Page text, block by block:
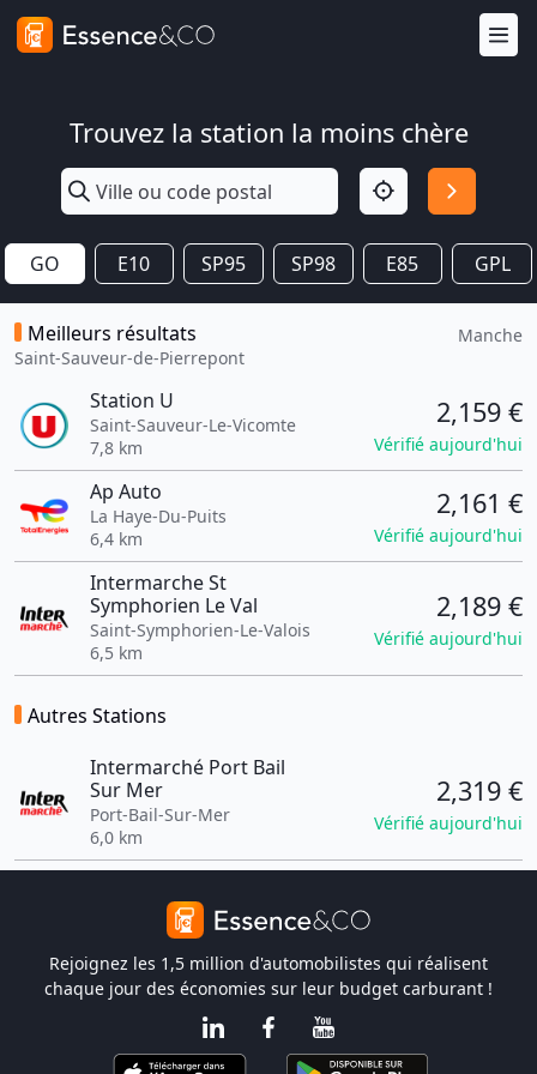
Trouvez la station la moins chère
GO E10 SP95 SP98 E85 GPL
Meilleurs résultats
Saint-Sauveur-de-Pierrepont
Manche
Station U
Saint-Sauveur-Le-Vicomte
7,8 km
2,159 €
Vérifié aujourd'hui
Ap Auto
La Haye-Du-Puits
6,4 km
2,161 €
Vérifié aujourd'hui
Intermarche St
Symphorien Le Val
Saint-Symphorien-Le-Valois
6,5 km
2,189 €
Vérifié aujourd'hui
Autres Stations
Intermarché Port Bail
Sur Mer
Port-Bail-Sur-Mer
6,0 km
2,319 €
Vérifié aujourd'hui
Rejoignez les 1,5 million d'automobilistes qui réalisent
chaque jour des économies sur leur budget carburant !